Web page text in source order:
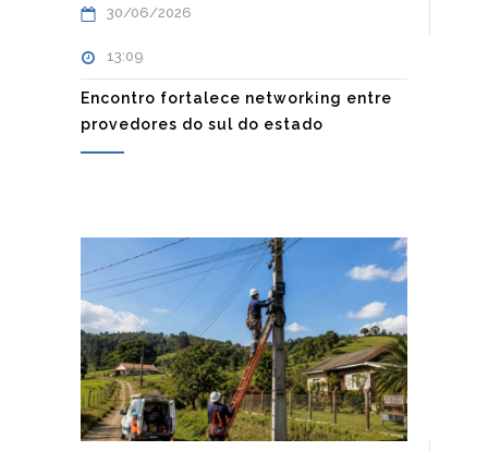
30/06/2026
13:09
Encontro fortalece networking entre
provedores do sul do estado